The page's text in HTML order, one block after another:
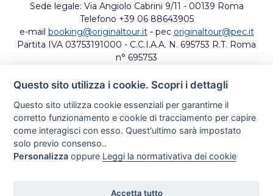
Sede legale: Via Angiolo Cabrini 9/11 - 00139 Roma
Telefono +39 06 88643905
e-mail booking@originaltour.it- pec originaltour@pec.it
Partita IVA 03753191000 - C.C.I.A.A. N. 695753 R.T. Roma
n° 695753
Originaltour aderisce al Fondo di Garanzia di Garanzia
copertura dei rischi previsti dall'art. 50, 2° comma, del D.
Lgs. 179/2011 (Codice del Turismo).
Originaltour Ufficio in Oman
email:oman@originaltour.it
Questo sito utilizza i cookie. Scopri i dettagli
Questo sito utilizza cookie essenziali per garantirne il
corretto funzionamento e cookie di tracciamento per capire
come interagisci con esso. Quest'ultimo sarà impostato
solo previo consenso..
Personalizza oppure Leggi la normativativa dei cookie
Accetta tutto